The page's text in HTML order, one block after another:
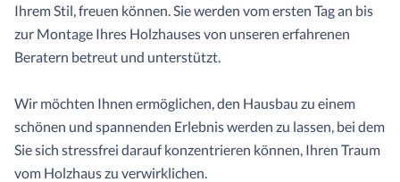
Ihrem Stil, freuen können. Sie werden vom ersten Tag an bis
zur Montage Ihres Holzhauses von unseren erfahrenen
Beratern betreut und unterstützt.
Wir möchten Ihnen ermöglichen, den Hausbau zu einem
schönen und spannenden Erlebnis werden zu lassen, bei dem
Sie sich stressfrei darauf konzentrieren können, Ihren Traum
vom Holzhaus zu verwirklichen.